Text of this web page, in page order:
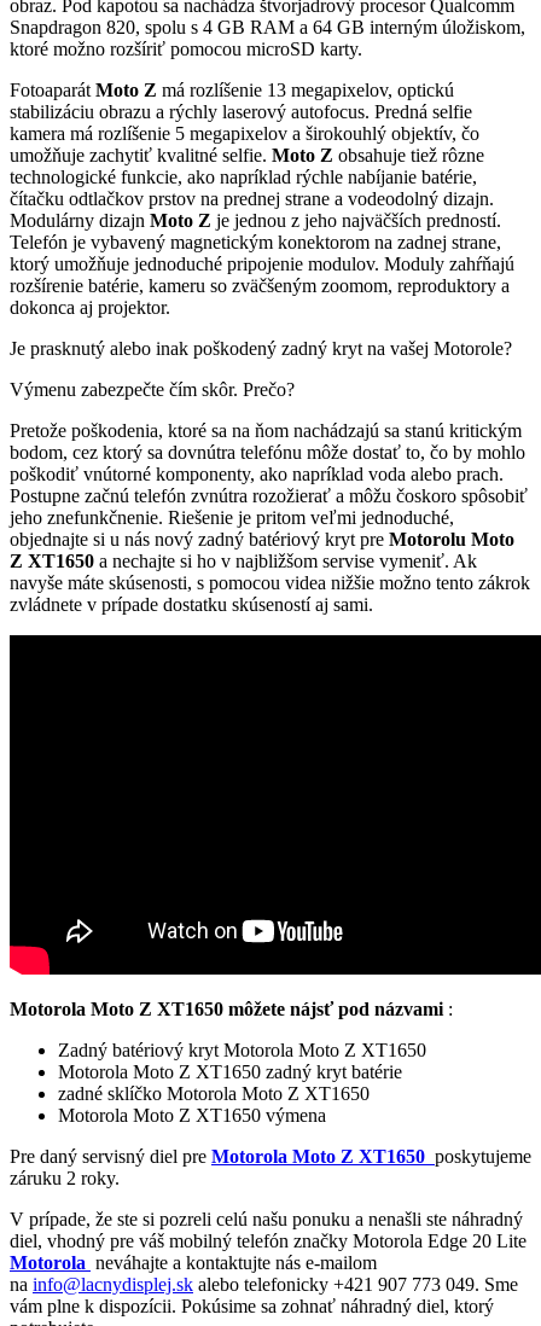
obraz. Pod kapotou sa nachádza štvorjadrový procesor Qualcomm
Snapdragon 820, spolu s 4 GB RAM a 64 GB interným úložiskom,
ktoré možno rozšíriť pomocou microSD karty.
Fotoaparát Moto Z má rozlíšenie 13 megapixelov, optickú
stabilizáciu obrazu a rýchly laserový autofocus. Predná selfie
kamera má rozlíšenie 5 megapixelov a širokouhlý objektív, čo
umožňuje zachytiť kvalitné selfie. Moto Z obsahuje tiež rôzne
technologické funkcie, ako napríklad rýchle nabíjanie batérie,
čítačku odtlačkov prstov na prednej strane a vodeodolný dizajn.
Modulárny dizajn Moto Z je jednou z jeho najväčších predností.
Telefón je vybavený magnetickým konektorom na zadnej strane,
ktorý umožňuje jednoduché pripojenie modulov. Moduly zahŕňajú
rozšírenie batérie, kameru so zväčšeným zoomom, reproduktory a
dokonca aj projektor.
Je prasknutý alebo inak poškodený zadný kryt na vašej Motorole?
Výmenu zabezpečte čím skôr. Prečo?
Pretože poškodenia, ktoré sa na ňom nachádzajú sa stanú kritickým
bodom, cez ktorý sa dovnútra telefónu môže dostať to, čo by mohlo
poškodiť vnútorné komponenty, ako napríklad voda alebo prach.
Postupne začnú telefón zvnútra rozožierať a môžu čoskoro spôsobiť
jeho znefunkčnenie. Riešenie je pritom veľmi jednoduché,
objednajte si u nás nový zadný batériový kryt pre Motorolu Moto
Z XT1650 a nechajte si ho v najbližšom servise vymeniť. Ak
navyše máte skúsenosti, s pomocou videa nižšie možno tento zákrok
zvládnete v prípade dostatku skúseností aj sami.
Motorola Moto Z XT1650 môžete nájsť pod názvami :
Zadný batériový kryt Motorola Moto Z XT1650
Motorola Moto Z XT1650 zadný kryt batérie
zadné sklíčko Motorola Moto Z XT1650
Motorola Moto Z XT1650 výmena
Pre daný servisný diel pre Motorola Moto Z XT1650 poskytujeme
záruku 2 roky.
V prípade, že ste si pozreli celú našu ponuku a nenašli ste náhradný
diel, vhodný pre váš mobilný telefón značky Motorola Edge 20 Lite
Motorola neváhajte a kontaktujte nás e-mailom
na info@lacnydisplej.sk alebo telefonicky +421 907 773 049. Sme
vám plne k dispozícii. Pokúsime sa zohnať náhradný diel, ktorý